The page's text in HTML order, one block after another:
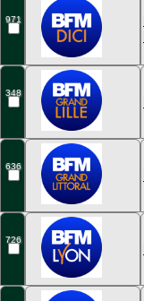
971
348
636
726